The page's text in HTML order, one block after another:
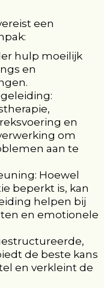
een
hulp moeilijk
en
en
om
aan te
Hoewel
beperkt is, kan
helpen bij
en emotionele
de beste kans
en verkleint de